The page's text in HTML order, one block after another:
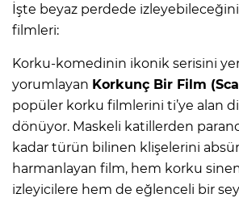
İşte beyaz perdede
filmleri:
Korku-komedinin ikonik serisini
yorumlayan Korkunç Bir Film
popüler korku filmlerini ti’ye alan
dönüyor. Maskeli katillerden
kadar türün bilinen klişelerini
harmanlayan film, hem korku
izleyicilere hem de eğlenceli bir